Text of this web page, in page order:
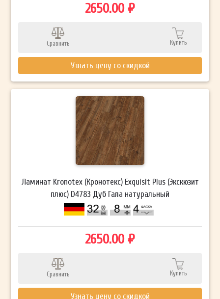
2650.00 ₽
Сравнить Купить
Узнать цену со скидкой
Ламинат Kronotex (Кронотекс) Exquisit Plus (Экскюзит
плюс) D4783 Дуб Гала натуральный
2650.00 ₽
Сравнить Купить
Узнать цену со скидкой